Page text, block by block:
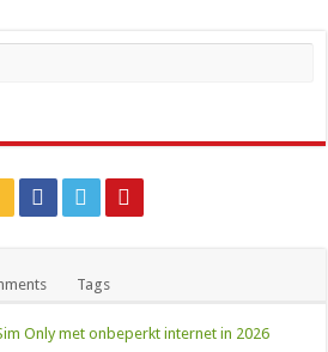
Tags
Only met onbeperkt internet in 2026